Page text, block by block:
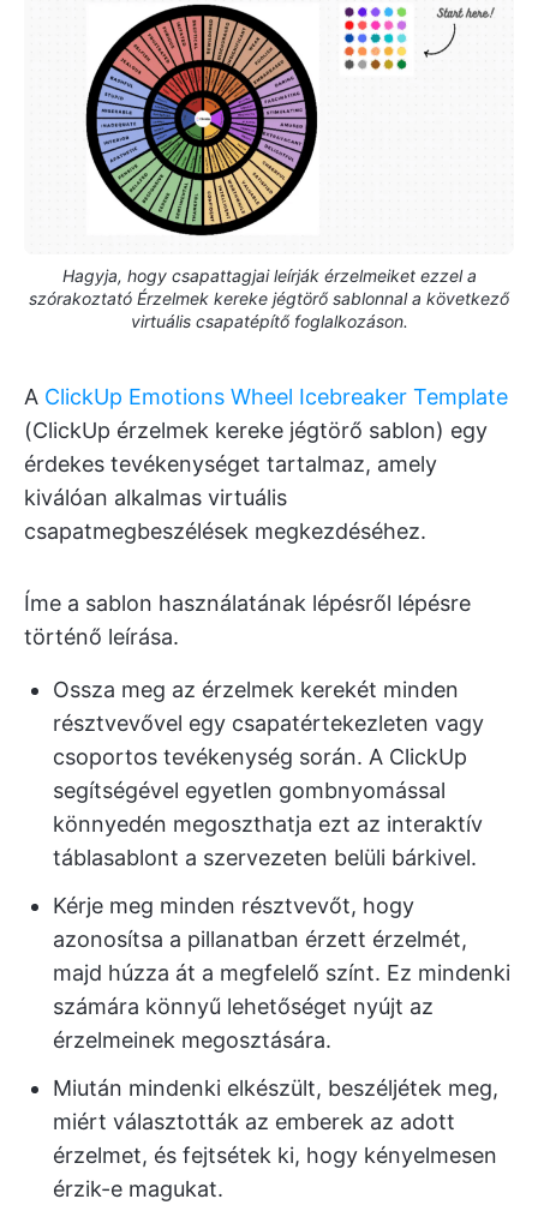
Hagyja, hogy csapattagjai leírják érzelmeiket ezzel a
szórakoztató Érzelmek kereke jégtörő sablonnal a következő
virtuális csapatépítő foglalkozáson.
A ClickUp Emotions Wheel Icebreaker Template
(ClickUp érzelmek kereke jégtörő sablon) egy
érdekes tevékenységet tartalmaz, amely
kiválóan alkalmas virtuális
csapatmegbeszélések megkezdéséhez.
Íme a sablon használatának lépésről lépésre
történő leírása.
Ossza meg az érzelmek kerekét minden
résztvevővel egy csapatértekezleten vagy
csoportos tevékenység során. A ClickUp
segítségével egyetlen gombnyomással
könnyedén megoszthatja ezt az interaktív
táblasablont a szervezeten belüli bárkivel.
Kérje meg minden résztvevőt, hogy
azonosítsa a pillanatban érzett érzelmét,
majd húzza át a megfelelő színt. Ez mindenki
számára könnyű lehetőséget nyújt az
érzelmeinek megosztására.
Miután mindenki elkészült, beszéljétek meg,
miért választották az emberek az adott
érzelmet, és fejtsétek ki, hogy kényelmesen
érzik-e magukat.